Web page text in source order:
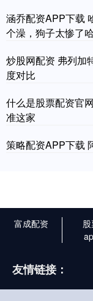
涵乔配资APP下载
个澡，狗子太惨了
炒股网配资 弗列加
度对比
什么是股票配资官
准这家
策略配资APP下载
富成配资
友情链接：